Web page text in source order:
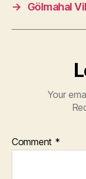
→
Gölmahal
Your
Comment *